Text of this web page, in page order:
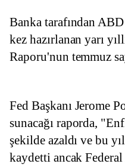
Banka tarafından
kez hazırlanan yarı
Raporu'nun temmuz
Fed Başkanı Jerome
sunacağı raporda,
şekilde azaldı ve bu
kaydetti ancak